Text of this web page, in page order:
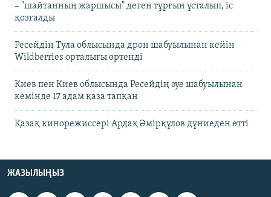
– "шайтанның жаршысы" деген тұрғын ұсталып, іс
қозғалды
Ресейдің Тула облысында дрон шабуылынан кейін
Wildberries орталығы өртенді
Киев пен Киев облысында Ресейдің әуе шабуылынан
кемінде 17 адам қаза тапқан
Қазақ кинорежиссері Ардақ Әмірқұлов дүниеден өтті
ЖАЗЫЛЫҢЫЗ